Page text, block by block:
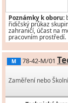
Poznámky k oboru:
řidičský průkaz
zahraničí, účast na
pracovním prostředí.
M 78-42-M/01
Zaměření nebo